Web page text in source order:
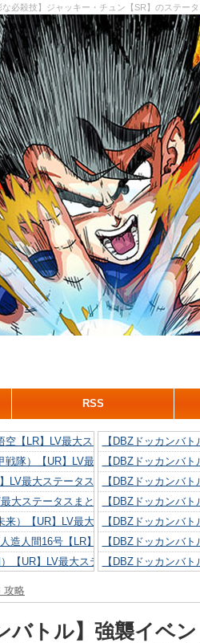
必殺技】ジャッキー・チュン【SR】のステー
RSS
空【LR】LV最大ステータスまとめ！
戦隊）【UR】LV最大ステータスまとめ！
LV最大ステータスまとめ！
大ステータスまとめ！
）【UR】LV最大ステータスまとめ！
造人間16号【LR】LV最大ステータスまと
【UR】LV最大ステータスまとめ！
LV最大ステータスまとめ！
ステータスまとめ！
最大ステータスまとめ！
【DBZドッカンバ
【DBZドッカンバ
【DBZドッカンバ
【DBZドッカンバ
【DBZドッカンバ
【DBZドッカンバ
【DBZドッカンバ
【DBZドッカンバト
【DBZドッカンバト
攻略
バトル】強襲イベン